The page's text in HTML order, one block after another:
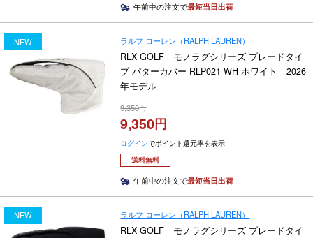
午前中の注文で最短当日出荷
NEW ラルフ ローレン（RALPH LAUREN）
RLX GOLF モノラグシリーズ ブレードタイ
プ パターカバー RLP021 WH ホワイト 2026
年モデル
9,350
9,350
ログインでポイント還元率を表示
送料無料
午前中の注文で最短当日出荷
NEW ラルフ ローレン（RALPH LAUREN）
RLX GOLF モノラグシリーズ ブレードタイ